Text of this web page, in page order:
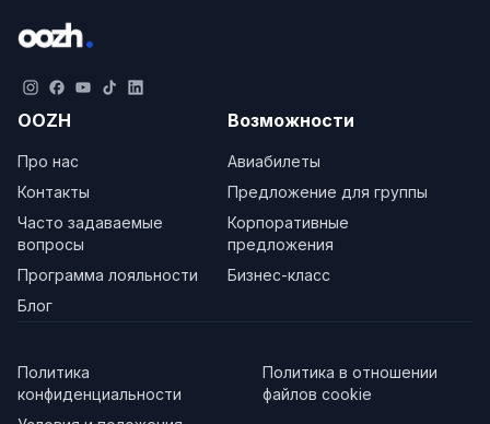
OOZH
Про нас
Контакты
Часто задаваемые
вопросы
Программа лояльности
Блог
Возможности
Авиабилеты
Предложение для группы
Корпоративные
предложения
Бизнес-класс
Политика
конфиденциальности
Политика в отношении
файлов cookie